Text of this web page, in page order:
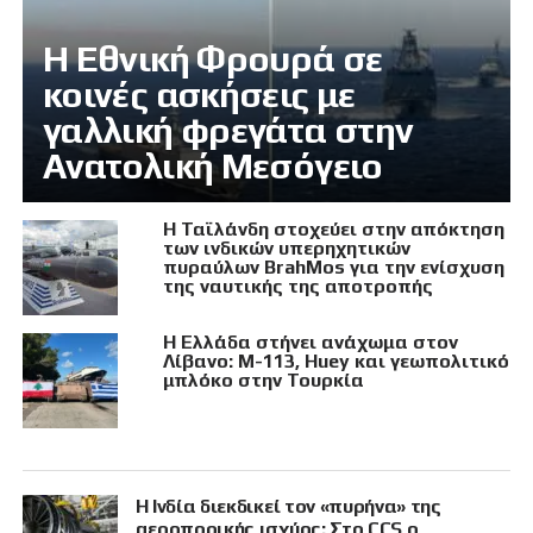
Η Εθνική Φρουρά σε
κοινές ασκήσεις με
γαλλική φρεγάτα στην
Ανατολική Μεσόγειο
Η Ταϊλάνδη στοχεύει στην απόκτηση
των ινδικών υπερηχητικών
πυραύλων BrahMos για την ενίσχυση
της ναυτικής της αποτροπής
Η Ελλάδα στήνει ανάχωμα στον
Λίβανο: M-113, Huey και γεωπολιτικό
μπλόκο στην Τουρκία
Η Ινδία διεκδικεί τον «πυρήνα» της